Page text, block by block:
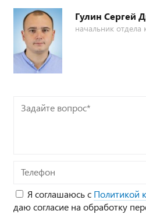
Гулин Сергей
начальник
Задайте
Телефон
Я соглашаюсь с Политикой
даю согласие на обработку